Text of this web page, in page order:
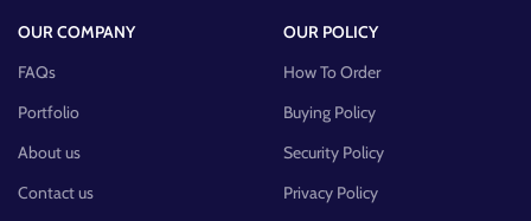
OUR COMPANY
FAQs
Portfolio
About us
Contact us
OUR POLICY
How To Order
Buying Policy
Security Policy
Privacy Policy